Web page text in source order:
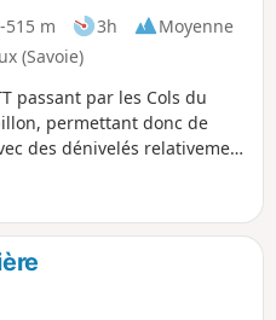
-515 m 3h
Moyenne
(Savoie)
passant par les Cols du
permettant donc de
des dénivelés relativement